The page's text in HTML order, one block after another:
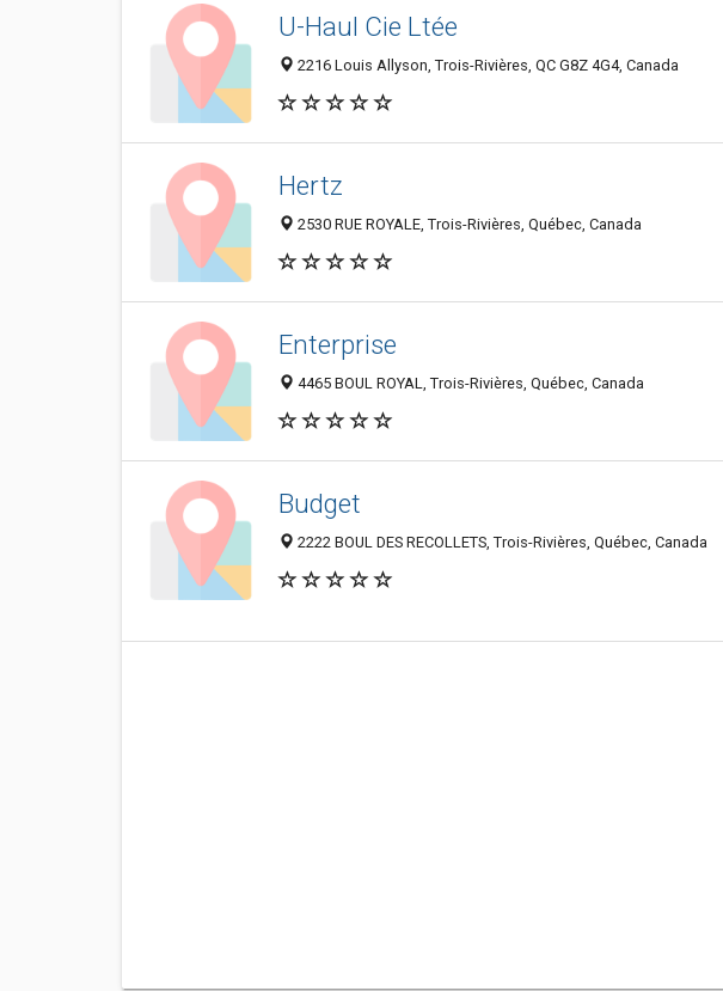
U-Haul Cie Ltée
2216 Louis Allyson, Trois-Rivières, QC G8Z 4G4, Canada
Hertz
2530 RUE ROYALE, Trois-Rivières, Québec, Canada
Enterprise
4465 BOUL ROYAL, Trois-Rivières, Québec, Canada
Budget
2222 BOUL DES RECOLLETS, Trois-Rivières, Québec, Canada